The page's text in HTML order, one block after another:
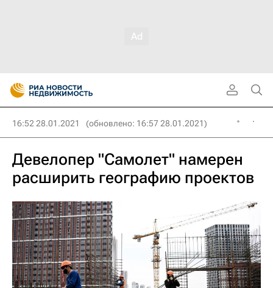
16:52 28.01.2021 (обновлено: 16:57 28.01.2021)
Девелопер "Самолет" намерен
расширить географию проектов